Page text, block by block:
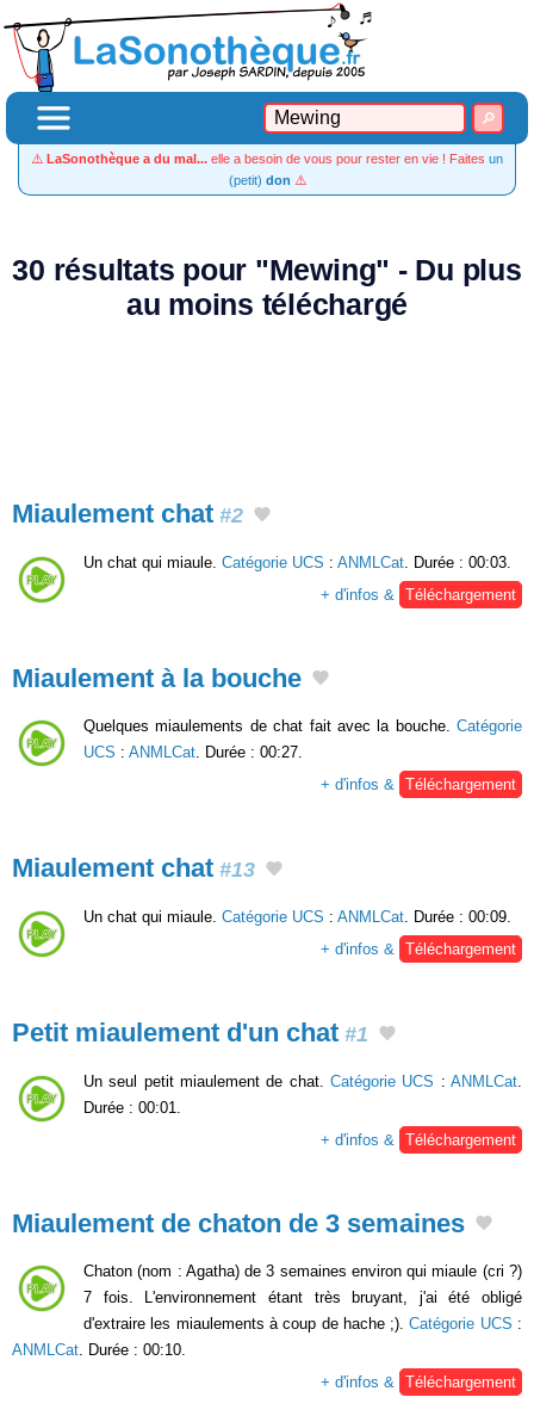
⚠️ LaSonothèque a du mal... elle a besoin de vous pour rester en vie ! Faites un
(petit) don ⚠️
30 résultats pour "Mewing" - Du plus
au moins téléchargé
Miaulement chat #2
Un chat qui miaule. Catégorie UCS : ANMLCat . Durée : 00:03.
+ d'infos &
Téléchargement
Miaulement à la bouche
Quelques miaulements de chat fait avec la bouche. Catégorie
UCS : ANMLCat. Durée : 00:27.
+ d'infos & Téléchargement
Miaulement chat #13
Un chat qui miaule. Catégorie UCS : ANMLCat . Durée : 00:09.
+ d'infos &
Téléchargement
Petit miaulement d'un chat #1
Un seul petit miaulement de chat. Catégorie UCS :ANMLCat
Durée : 00:01.
+ d'infos &
Téléchargement
Miaulement de chaton de 3 semaines
Chaton (nom : Agatha) de 3 semaines environ qui miaule (cri ?)
7 fois. L'environnement étant très bruyant, j'ai été obligé
d'extraire les miaulements à coup de hache ;).Catégorie UCS :
ANMLCat. Durée : 00:10.
+ d'infos & Téléchargement